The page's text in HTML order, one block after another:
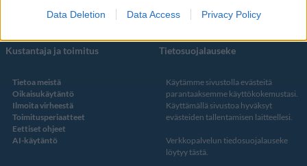
Data Deletion Data Access Privacy Policy
Kustantaja ja toimitus
Tietoa meistä
Oikaisukäytäntö
Ilmoita virheestä
Toimitusperiaatteet
Eettiset ohjeet
AI-käytäntö
Tietosuojalauseke
Käytämme sivustolla evästeitä
parantaaksemme käyttökokemustasi.
Käyttämällä sivustoa hyväksyt
evästeiden tallentamisen laitteellesi.
Verkkopalvelun tiedosuojalauseke
löytyy tästä